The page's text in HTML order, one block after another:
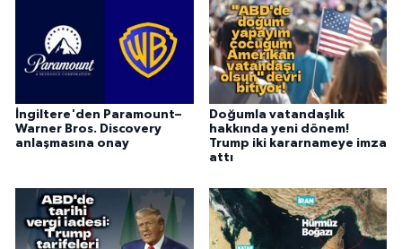
İngiltere'den Paramount–
Warner Bros. Discovery
anlaşmasına onay
Doğumla vatandaşlık
hakkında yeni dönem!
Trump iki kararnameye imza
attı